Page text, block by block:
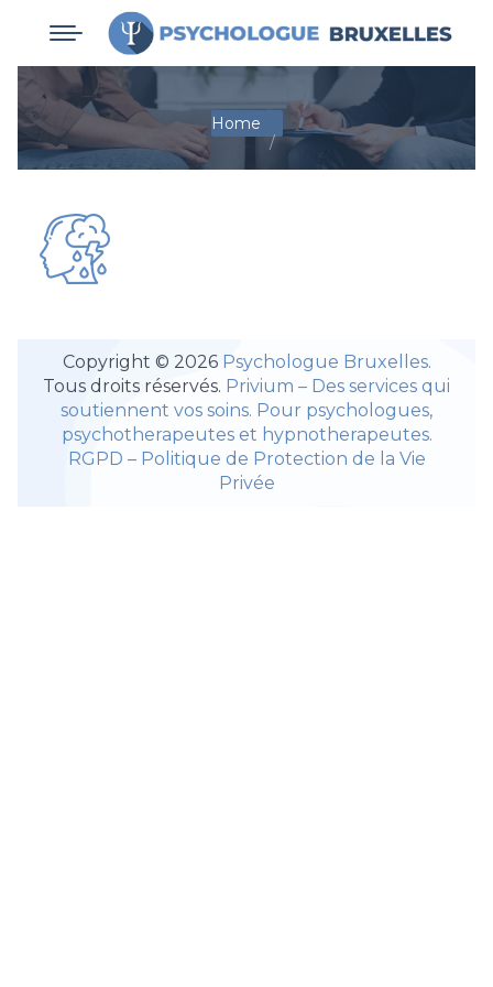
You are here:
Home
Copyright © 2026 Psychologue Bruxelles.
Tous droits réservés. Privium – Des services qui
soutiennent vos soins. Pour psychologues,
psychotherapeutes et hypnotherapeutes.
RGPD – Politique de Protection de la Vie
Privée